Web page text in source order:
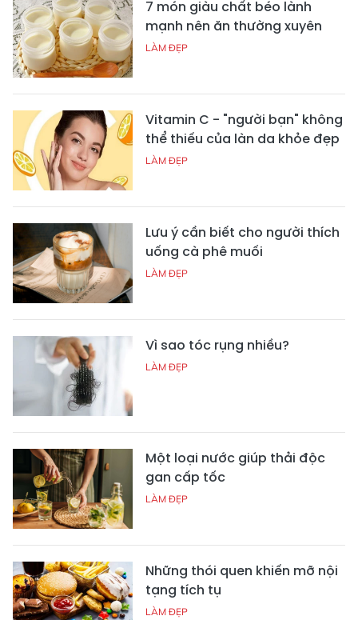
7 món giàu chất béo lành
mạnh nên ăn thường xuyên
LÀM ĐẸP
Vitamin C - "người bạn" không
thể thiếu của làn da khỏe đẹp
LÀM ĐẸP
Lưu ý cần biết cho người thích
uống cà phê muối
LÀM ĐẸP
Vì sao tóc rụng nhiều?
LÀM ĐẸP
Một loại nước giúp thải độc
gan cấp tốc
LÀM ĐẸP
Những thói quen khiến mỡ nội
tạng tích tụ
LÀM ĐẸP